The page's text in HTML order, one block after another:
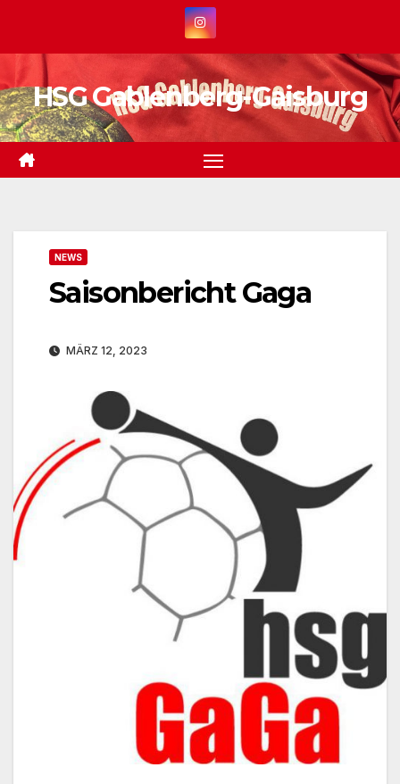
springen
HSG Gablenberg-Gaisburg
NEWS
Saisonbericht Gaga
MÄRZ 12, 2023